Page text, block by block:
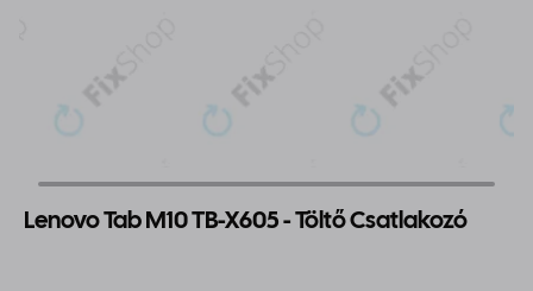
Lenovo Tab M10 TB-X605 - Töltő Csatlakozó